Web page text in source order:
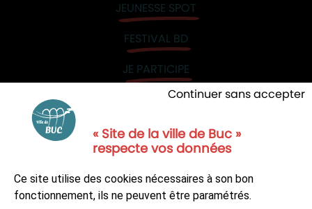
« Site de la ville de Buc »
respecte vos données
Ce site utilise des cookies nécessaires à son bon
fonctionnement, ils ne peuvent être paramétrés.
Continuer sans accepter
JEUNESSE SPOT
FESTIVAL BD
JE PARTICIPE
NOUS CONTACTER
S'ABONNER À LA NEWSLETTER